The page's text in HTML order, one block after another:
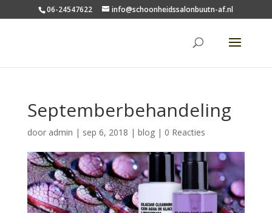
06-24547622 info@schoonheidssalonbuutn-af.nl
Septemberbehandeling
door admin | sep 6, 2018 | blog| 0 Reacties